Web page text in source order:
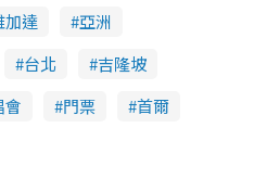
加達
亞洲
台北
吉隆坡
會 門票
首爾